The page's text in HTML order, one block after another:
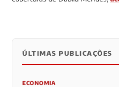
0 0 0
ÚLTIMAS PUBLICAÇÕES
ECONOMIA